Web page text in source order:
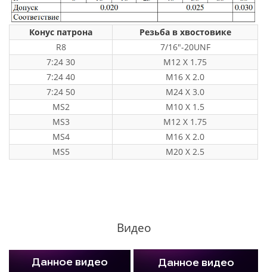
Конус патрона
Резьба в хвостовике
R8
7/16"-20UNF
7:24 30
M12 X 1.75
7:24 40
M16 X 2.0
7:24 50
M24 X 3.0
MS2
M10 X 1.5
MS3
M12 X 1.75
MS4
M16 X 2.0
MS5
M20 X 2.5
Видео